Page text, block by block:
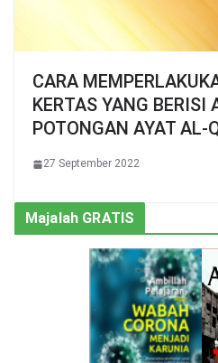
CARA
KERTAS YANG
POTONGAN AYAT AL-
27 September 2022
Majalah GRATIS